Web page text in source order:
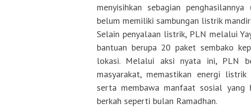
menyisihkan sebagian
belum memiliki sambungan listrik
Selain penyalaan listrik, PLN melalui
bantuan berupa 20 paket sembako
lokasi. Melalui aksi nyata ini, PLN
masyarakat, memastikan energi
serta membawa manfaat sosial yang
berkah seperti bulan Ramadhan.